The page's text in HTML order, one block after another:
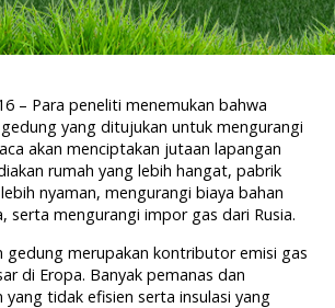
– Para peneliti menemukan bahwa
yang ditujukan untuk mengurangi
akan menciptakan jutaan lapangan
rumah yang lebih hangat, pabrik
nyaman, mengurangi biaya bahan
serta mengurangi impor gas dari Rusia.
gedung merupakan kontributor emisi gas
di Eropa. Banyak pemanas dan
yang tidak efisien serta insulasi yang